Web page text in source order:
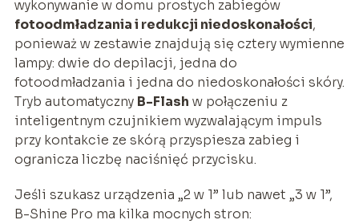
wykonywanie w domu prostych zabiegów
fotoodmładzania i redukcji niedoskonałości,
ponieważ w zestawie znajdują się cztery wymienne
lampy: dwie do depilacji, jedna do
fotoodmładzania i jedna do niedoskonałości skóry.
Tryb automatyczny B-Flash w połączeniu z
inteligentnym czujnikiem wyzwalającym impuls
przy kontakcie ze skórą przyspiesza zabieg i
ogranicza liczbę naciśnięć przycisku.
Jeśli szukasz urządzenia „2 w 1” lub nawet „3 w 1”,
B-Shine Pro ma kilka mocnych stron: